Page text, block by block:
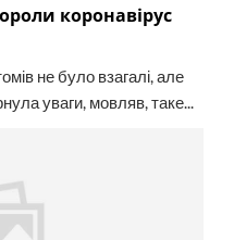
коронавірус
не було взагалі, але
уваги, мовляв, таке...